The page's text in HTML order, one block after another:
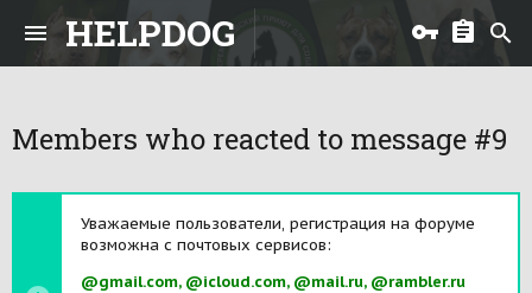
HELPDOG
Members who reacted to message #9
Уважаемые пользователи, регистрация на форуме
возможна с почтовых сервисов:
@gmail.com, @icloud.com, @mail.ru, @rambler.ru